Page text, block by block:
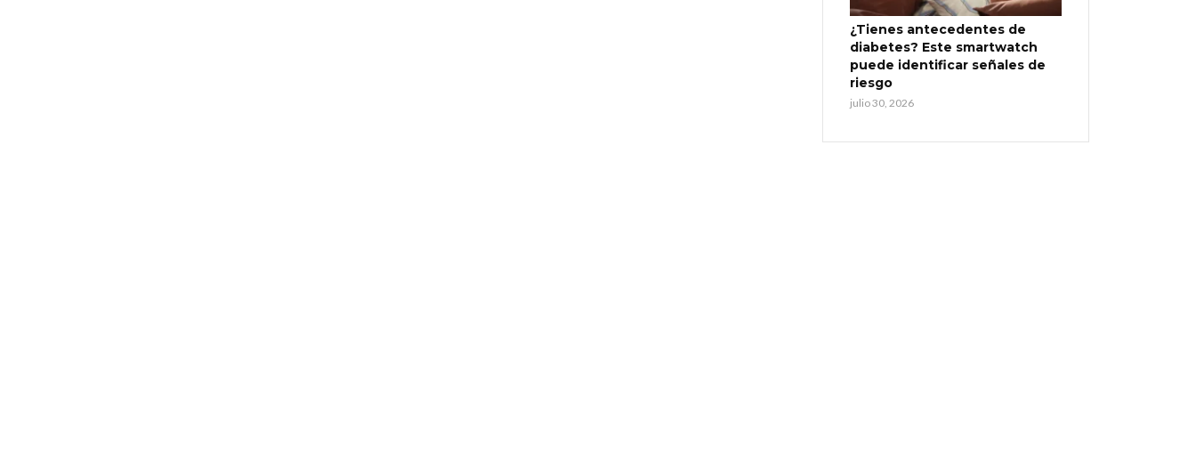
¿Tienes antecedentes de
diabetes? Este smartwatch
puede identificar señales de
riesgo
julio 30, 2026